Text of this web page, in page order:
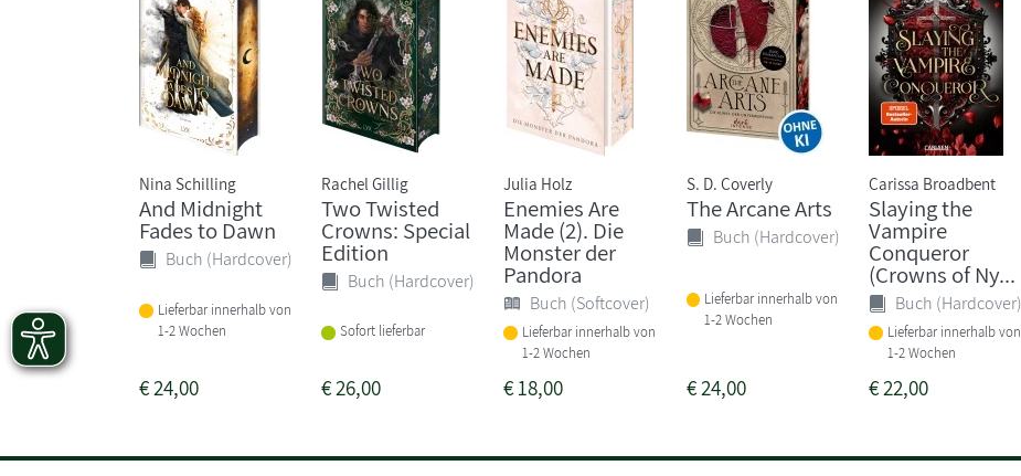
Nina Schilling
And Midnight
Fades to Dawn
Buch (Hardcover)
Lieferbar innerhalb von
1-2 Wochen
€24,00
Rachel Gillig
Two Twisted
Crowns: Special
Edition
Buch (Hardcover)
Sofort lieferbar
€26,00
Julia Holz
Enemies Are
Made (2). Die
Monster der
Pandora
Buch (Softcover)
Lieferbar innerhalb von
1-2 Wochen
€18,00
S. D. Coverly
The Arcane Arts
Buch (Hardcover)
Lieferbar innerhalb von
1-2 Wochen
€24,00
Carissa Broadbent
Slaying the
Vampire
Conqueror
(Crowns of Ny...
Buch (Hardcover)
Lieferbar innerhalb von
1-2 Wochen
€22,00